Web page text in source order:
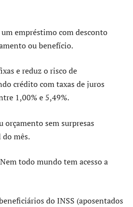
um empréstimo com desconto
ou benefício.
e reduz o risco de
crédito com taxas de juros
1,00% e 5,49%.
orçamento sem surpresas
do mês.
Nem todo mundo tem acesso a
do INSS (aposentados